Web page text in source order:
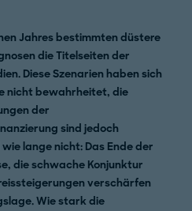
Jahres bestimmten düstere
die Titelseiten der
Diese Szenarien haben sich
nicht bewahrheitet, die
der
sind jedoch
lange nicht: Das Ende der
die schwache Konjunktur
verschärfen
Wie stark die